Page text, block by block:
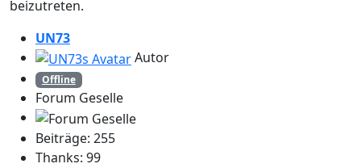
beizutreten.
UN73
Autor
Offline
Forum Geselle
Beiträge: 255
Thanks: 99